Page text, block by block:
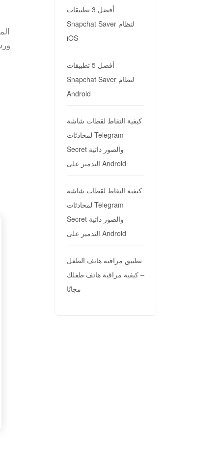
أفضل 3 تطبيقات
Snapchat Saver لنظام
iOS
أفضل 5 تطبيقات
Snapchat Saver لنظام
Android
كيفية التقاط لقطات شاشة
لمحادثات Telegram
Secret والصور ذاتية
التدمير على Android
كيفية التقاط لقطات شاشة
لمحادثات Telegram
Secret والصور ذاتية
التدمير على Android
تطبيق مراقبة هاتف الطفل
– كيفية مراقبة هاتف طفلك
مجانًا